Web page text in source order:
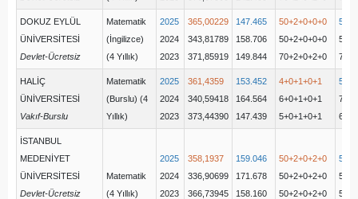
DOKUZ EYLÜL
ÜNİVERSİTESİ
Devlet-Ücretsiz
Matematik
(İngilizce)
(4 Yıllık)
2025
2024
2023
365,00229
343,81789
371,85919
147.465
158.706
149.844
50+2+0+0+0
50+2+0+0+0
70+2+0+2+0
72
HALİÇ
ÜNİVERSİTESİ
Vakıf-Burslu
Matematik
(Burslu) (4
Yıllık)
2025
2024
2023
361,4359
340,59418
373,44390
153.452
164.564
147.439
4+0+1+0+1
6+0+1+0+1
5+0+1+0+1
6
İSTANBUL
MEDENİYET
ÜNİVERSİTESİ
Devlet-Ücretsiz
Matematik
(4 Yıllık)
2025
2024
2023
358,1937
336,90699
366,73945
159.046
171.678
158.160
50+2+0+2+0
50+2+0+2+0
50+2+0+2+0
53